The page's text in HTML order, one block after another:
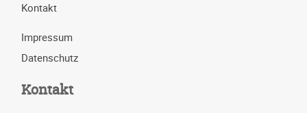
Kontakt
Impressum
Datenschutz
Kontakt